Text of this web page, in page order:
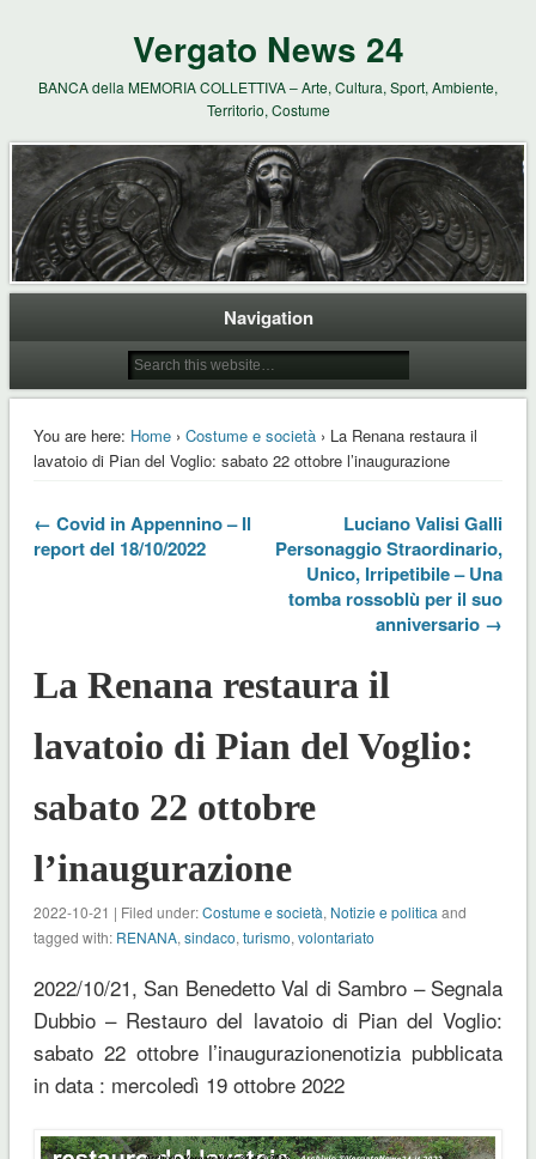
Vergato News 24
BANCA della MEMORIA COLLETTIVA – Arte, Cultura, Sport, Ambiente,
Territorio, Costume
Navigation
You are here: Home› Costume e società› La Renana restaura il
lavatoio di Pian del Voglio: sabato 22 ottobre l’inaugurazione
← Covid in Appennino – Il
report del 18/10/2022
Luciano Valisi Galli
Personaggio Straordinario,
Unico, Irripetibile – Una
tomba rossoblù per il suo
anniversario →
La Renana restaura il
lavatoio di Pian del Voglio:
sabato 22 ottobre
l’inaugurazione
2022-10-21 | Filed under:Costume e società, Notizie e politica and
tagged with: RENANA, sindaco, turismo, volontariato
2022/10/21, San Benedetto Val di Sambro – Segnala
Dubbio – Restauro del lavatoio di Pian del Voglio:
sabato 22 ottobre l’inaugurazionenotizia pubblicata
in data : mercoledì 19 ottobre 2022